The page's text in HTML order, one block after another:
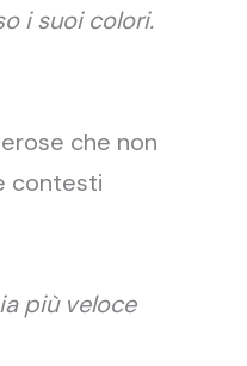
i suoi colori.
che non
contesti
più veloce